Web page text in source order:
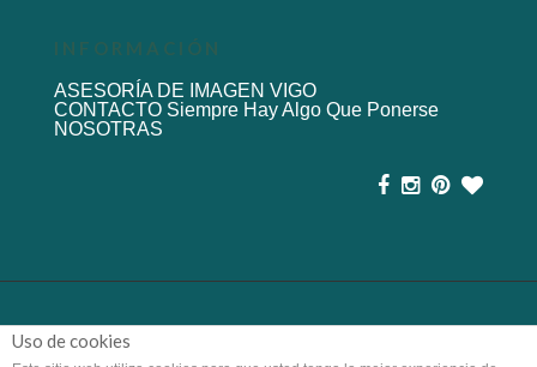
INFORMACIÓN
ASESORÍA DE IMAGEN VIGO
CONTACTO Siempre Hay Algo Que Ponerse
NOSOTRAS
© 2014siemprehayalgoqueponerse.com
Diseñado por
Uso de cookies